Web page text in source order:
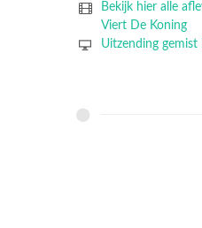
Bekijk hier alle
Viert De Koning
Uitzending gemist